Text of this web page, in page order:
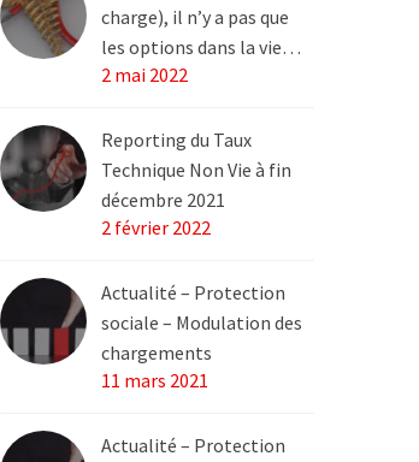
charge), il n’y a pas que
les options dans la vie…
2 mai 2022
Reporting du Taux
Technique Non Vie à fin
décembre 2021
2 février 2022
Actualité – Protection
sociale – Modulation des
chargements
11 mars 2021
Actualité – Protection